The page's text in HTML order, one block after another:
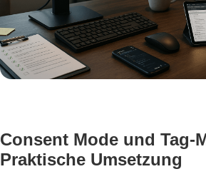
Consent Mode und Tag-
Praktische Umsetzung